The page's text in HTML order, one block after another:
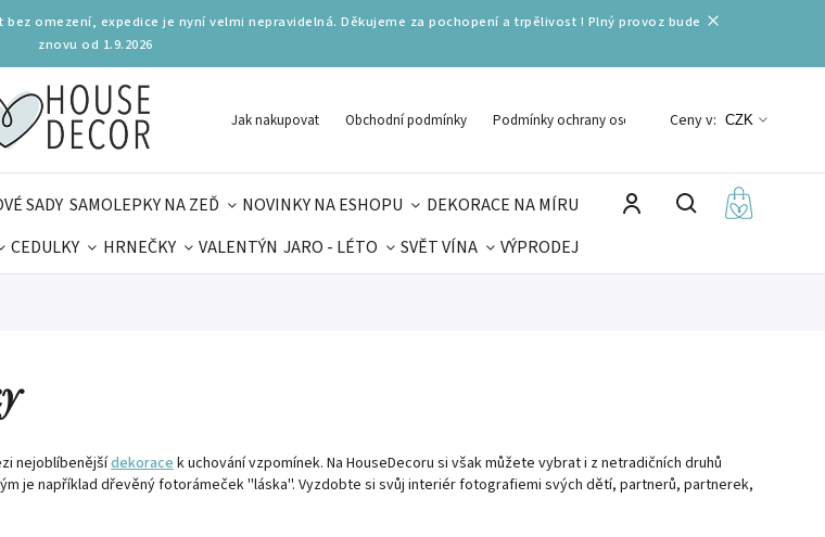
omezení, expedice je nyní velmi nepravidelná. Děkujeme za pochopení a trpělivost ! Plný provoz bude
znovu od 1.9.2026
Jak nakupovat Obchodní podmínky Podmínky ochrany osobních údajů
Ceny v: CZK
SADY SAMOLEPKY NA ZEĎ NOVINKY NA ESHOPU
DEKORACE NA MÍRU
CEDULKY HRNEČKY VALENTÝN JARO - LÉTO SVĚT VÍNA
VÝPRODEJ
nejoblíbenějšídekoracek uchování vzpomínek. Na HouseDecoru si však můžete vybrat i z netradičních druhů
je například dřevěný fotorámeček ''láska''. Vyzdobte si svůj interiér fotografiemi svých dětí, partnerů, partnerek,